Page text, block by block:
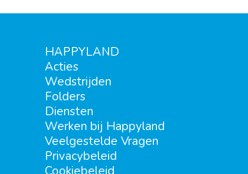
HAPPYLAND
Acties
Wedstrijden
Folders
Diensten
Werken bij Happyland
Veelgestelde Vragen
Privacybeleid